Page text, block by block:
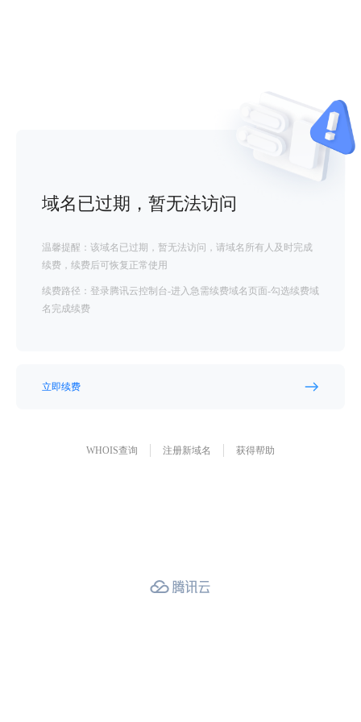
域名已过期，暂无法访问
温馨提醒：该域名已过期，暂无法访问，请域名所有人及时完成
续费，续费后可恢复正常使用
续费路径：登录腾讯云控制台-进入急需续费域名页面-勾选续费域
名完成续费
立即续费
WHOIS查询 注册新域名 获得帮助